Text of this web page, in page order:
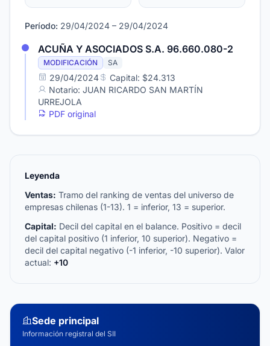
Período: 29/04/2024 – 29/04/2024
ACUÑA Y ASOCIADOS S.A. 96.660.080-2
MODIFICACIÓN SA
29/04/2024
Capital: $24.313
Notario: JUAN RICARDO SAN MARTÍN
URREJOLA
PDF original
Leyenda
Ventas: Tramo del ranking de ventas del universo de
empresas chilenas (1-13). 1 = inferior, 13 = superior.
Capital: Decil del capital en el balance. Positivo = decil
del capital positivo (1 inferior, 10 superior). Negativo =
decil del capital negativo (-1 inferior, -10 superior). Valor
actual: +10
Sede principal
Información registral del SII